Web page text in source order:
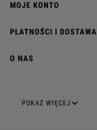
MOJE KONTO
PŁATNOŚCI I DOSTAWA
O NAS
GNIAZDA ELEKTRYCZNE
POKAŻ WIĘCEJ